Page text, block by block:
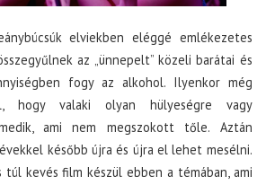
elviekben eléggé emlékezetes
az „ünnepelt” közeli barátai és
fogy az alkohol. Ilyenkor még
hogy valaki olyan hülyeségre vagy
ami nem megszokott tőle. Aztán
később újra és újra el lehet mesélni.
túl kevés film készül ebben a témában, ami